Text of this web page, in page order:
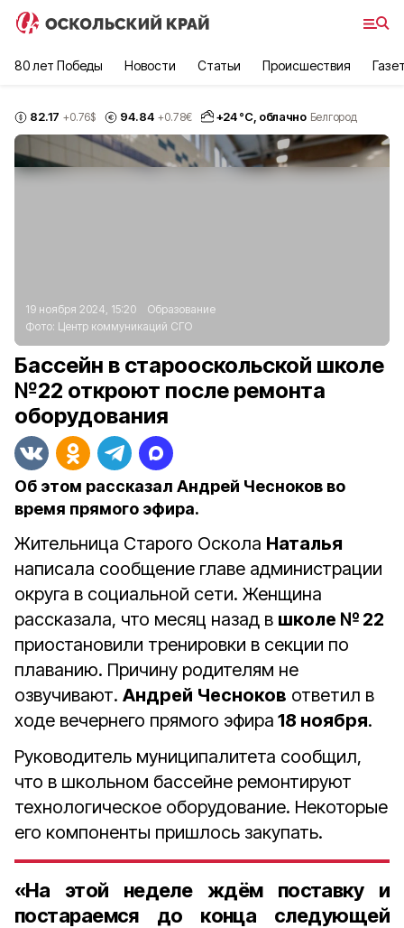
80 лет Победы Новости Статьи Происшествия
82.17 +0.76$ 94.84 +0.78€ +24°С, облачно Белгород
19 ноября 2024, 15:20
Образование
Фото: Центр коммуникаций СГО
Бассейн в старооскольской школе
№22 откроют после ремонта
оборудования
Об этом рассказал Андрей Чесноков во
время прямого эфира.
Жительница Старого Оскола Наталья
написала сообщение главе администрации
округа в социальной сети. Женщина
рассказала, что месяц назад в школе № 22
приостановили тренировки в секции по
плаванию. Причину родителям не
озвучивают. Андрей Чесноков ответил в
ходе вечернего прямого эфира 18 ноября.
Руководитель муниципалитета сообщил,
что в школьном бассейне ремонтируют
технологическое оборудование. Некоторые
его компоненты пришлось закупать.
«На этой неделе ждём поставку и
постараемся до конца следующей